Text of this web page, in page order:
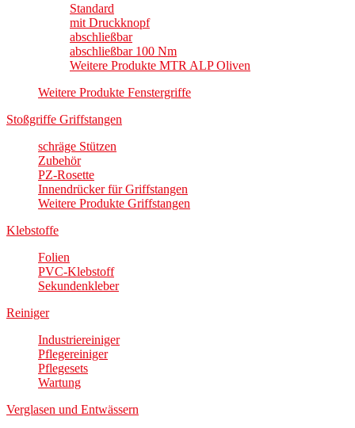
Standard
mit Druckknopf
abschließbar
abschließbar 100 Nm
Weitere Produkte MTR ALP Oliven
Weitere Produkte Fenstergriffe
Stoßgriffe Griffstangen
schräge Stützen
Zubehör
PZ-Rosette
Innendrücker für Griffstangen
Weitere Produkte Griffstangen
Klebstoffe
Folien
PVC-Klebstoff
Sekundenkleber
Reiniger
Industriereiniger
Pflegereiniger
Pflegesets
Wartung
Verglasen und Entwässern